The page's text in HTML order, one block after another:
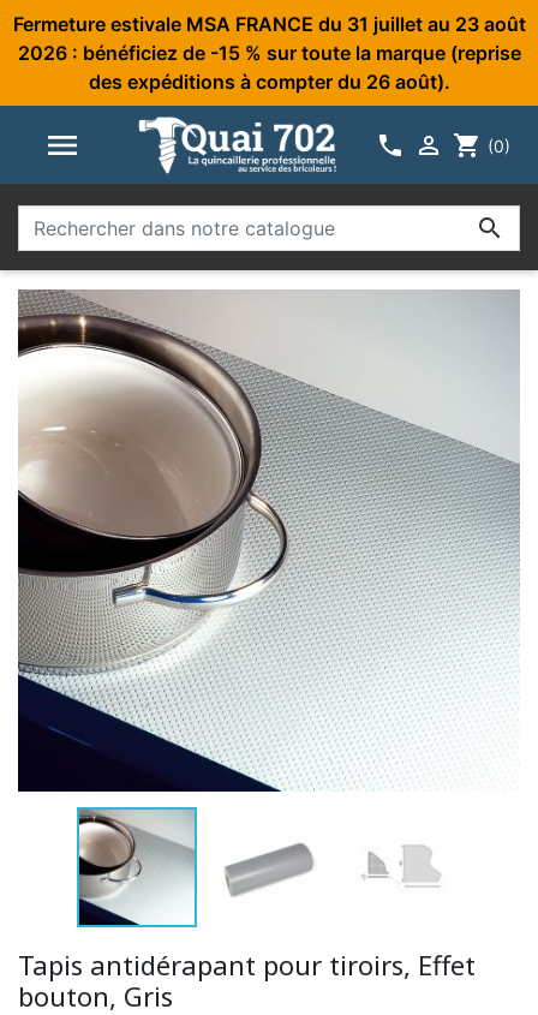
Fermeture estivale MSA FRANCE du 31 juillet au 23 août
2026 : bénéficiez de -15 % sur toute la marque (reprise
des expéditions à compter du 26 août).
   shopping_cart (0)

Tapis antidérapant pour tiroirs, Effet
bouton, Gris